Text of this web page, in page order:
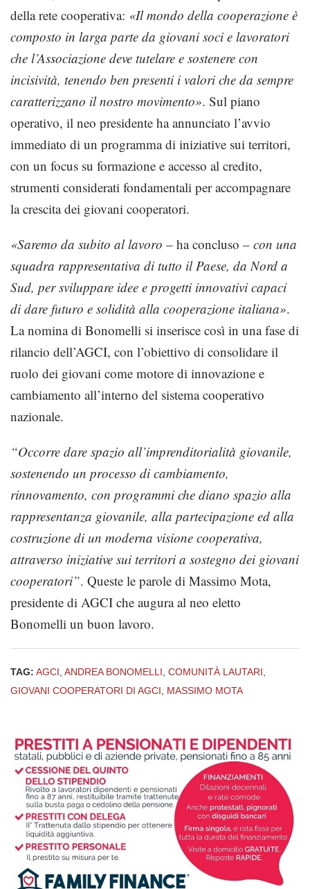
della rete cooperativa: «Il mondo della cooperazione è
composto in larga parte da giovani soci e lavoratori
che l’Associazione deve tutelare e sostenere con
incisività, tenendo ben presenti i valori che da sempre
caratterizzano il nostro movimento». Sul piano
operativo, il neo presidente ha annunciato l’avvio
immediato di un programma di iniziative sui territori,
con un focus su formazione e accesso al credito,
strumenti considerati fondamentali per accompagnare
la crescita dei giovani cooperatori.
«Saremo da subito al lavoro – ha concluso – con una
squadra rappresentativa di tutto il Paese, da Nord a
Sud, per sviluppare idee e progetti innovativi capaci
di dare futuro e solidità alla cooperazione italiana».
La nomina di Bonomelli si inserisce così in una fase di
rilancio dell’AGCI, con l’obiettivo di consolidare il
ruolo dei giovani come motore di innovazione e
cambiamento all’interno del sistema cooperativo
nazionale.
“Occorre dare spazio all’imprenditorialità giovanile,
sostenendo un processo di cambiamento,
rinnovamento, con programmi che diano spazio alla
rappresentanza giovanile, alla partecipazione ed alla
costruzione di un moderna visione cooperativa,
attraverso iniziative sui territori a sostegno dei giovani
cooperatori”. Queste le parole di Massimo Mota,
presidente di AGCI che augura al neo eletto
Bonomelli un buon lavoro.
TAG: AGCI, ANDREA BONOMELLI, COMUNITÀ LAUTARI,
GIOVANI COOPERATORI DI AGCI, MASSIMO MOTA